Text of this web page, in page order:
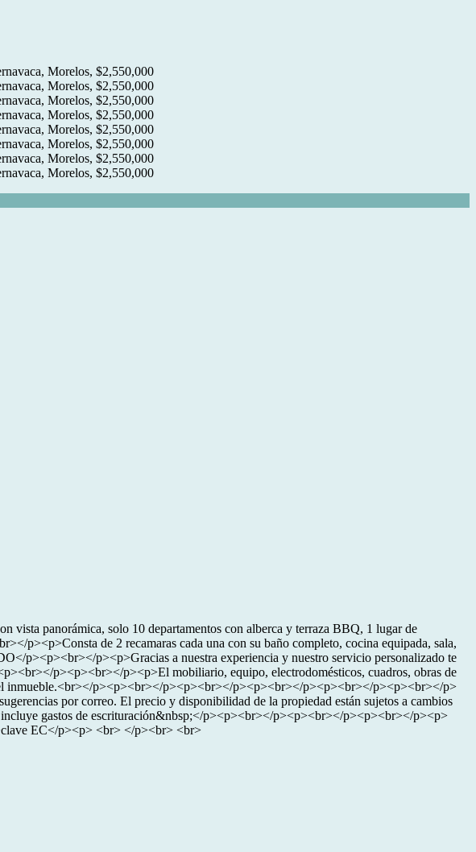
vista panorámica, solo 10 departamentos con alberca y terraza BBQ, 1 lugar de
p><p>Consta de 2 recamaras cada una con su baño completo, cocina equipada, sala,
p><p><br></p><p>Gracias a nuestra experiencia y nuestro servicio personalizado te
p><p><br></p><p>El mobiliario, equipo, electrodomésticos, cuadros, obras de
inmueble.<br></p><p><br></p><p><br></p><p><br></p><p><br></p><p><br></p>
por correo. El precio y disponibilidad de la propiedad están sujetos a cambios
gastos de escrituración&nbsp;</p><p><br></p><p><br></p><p><br></p><p>
EC</p><p> <br> </p><br> <br>